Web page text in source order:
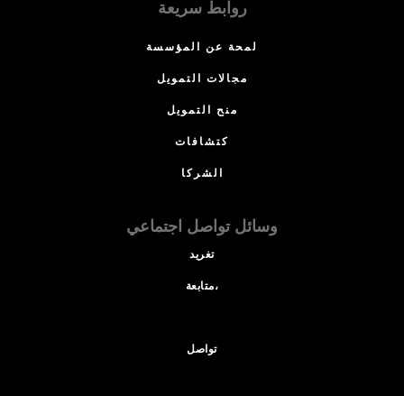
روابط سريعة
لمحة عن المؤسسة
مجالات التمويل
منح التمويل
كتشافات
الشركا
وسائل تواصل اجتماعي
تغريد
متابعة،
تواصل